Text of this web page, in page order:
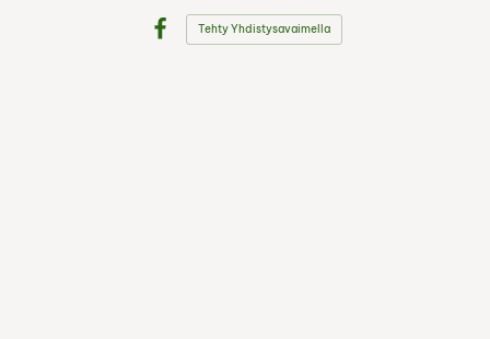
Tehty Yhdistysavaimella